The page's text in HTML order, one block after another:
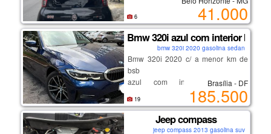
há mais de 20 anos no mercado,
com mais de 100 veículos em
estoque
💡 destaques:
motor 1.6 forte e econômico
ótima dirigibilidade
conforto e espaço interno
manutenção em dia
carro impecável, sem detalhes
41.000
6
Bmw 320i azul com interior bege
bmw 320i 2020 gasolina sedan
Bmw 320i 2020 c/ a menor km de
bsb
azul com interior bege, a
configuração mais desejada
pintura extremamente conservada
interior impecável
2 pneus novos - firestone f-700
Brasília - DF
185.500
19
Jeep compass
jeep compass 2013 gasolina suv